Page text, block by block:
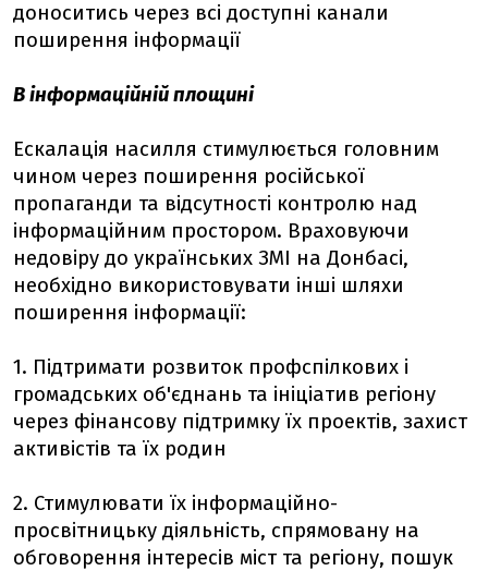
доноситись через всі доступні канали
поширення інформації
В інформаційній площині
Ескалація насилля стимулюється головним
чином через поширення російської
пропаганди та відсутності контролю над
інформаційним простором. Враховуючи
недовіру до українських ЗМІ на Донбасі,
необхідно використовувати інші шляхи
поширення інформації:
1. Підтримати розвиток профспілкових і
громадських об'єднань та ініціатив регіону
через фінансову підтримку їх проектів, захист
активістів та їх родин
2. Стимулювати їх інформаційно-
просвітницьку діяльність, спрямовану на
обговорення інтересів міст та регіону, пошук